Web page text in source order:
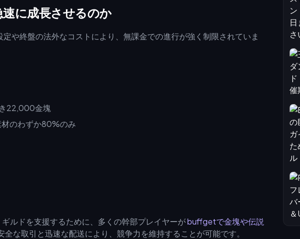
に成長させるのか
や終盤の法外なコストにより、無課金での進行が強く制限されていま
22,000金塊
のわずか80%のみ
ルドを支援するために、多くの幹部プレイヤーがbuffgetで金塊や伝説
全な取引と迅速な配送により、競争力を維持することが可能です。